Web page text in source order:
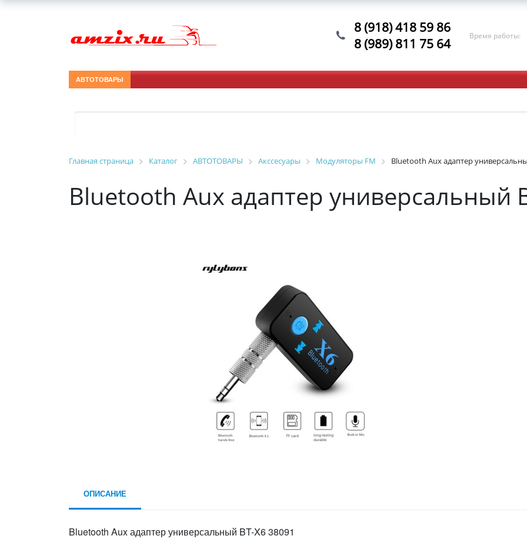
8 (918) 418 59 86
8 (989) 811 75 64
Время работы:
АВТОТОВАРЫ
Главная страница Каталог АВТОТОВАРЫ Акссесуары Модуляторы FM Bluetooth Aux адаптер
Bluetooth Aux адаптер универсальный
ОПИСАНИЕ
Bluetooth Aux адаптер универсальный BT-X6 38091